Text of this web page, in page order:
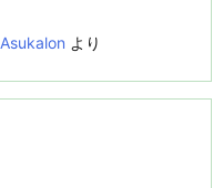
Asukalon より